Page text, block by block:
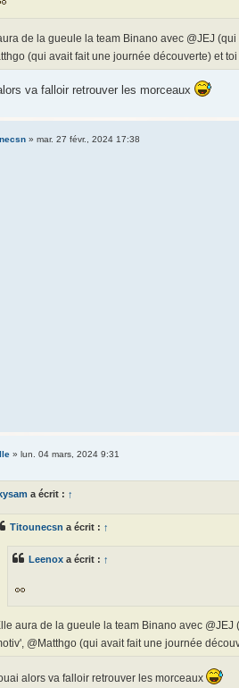
de la gueule la team Binano avec @JEJ
(qui avait fait une journée découverte) et
va falloir retrouver les morceaux
» mar. 27 févr., 2024 17:38
» lun. 04 mars, 2024 9:31
a écrit : ↑
Titounecsn a écrit : ↑
Leenox a écrit : ↑
aura de la gueule la team Binano avec
@Matthgo (qui avait fait une journée
alors va falloir retrouver les morceaux